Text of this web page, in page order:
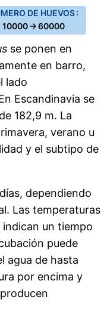
DE HUEVOS :
10000 → 60000
se ponen en
en barro,
lado
Escandinavia se
182,9 m. La
verano u
y el subtipo de
dependiendo
Las temperaturas
indican un tiempo
puede
agua de hasta
por encima y